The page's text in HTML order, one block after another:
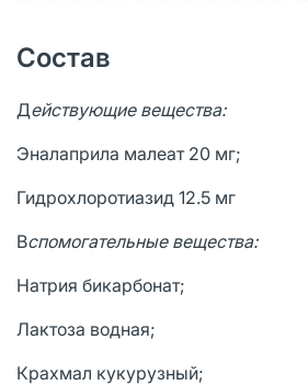
Состав
Действующие вещества:
Эналаприла малеат 20 мг;
Гидрохлоротиазид 12.5 мг
Вспомогательные вещества:
Натрия бикарбонат;
Лактоза водная;
Крахмал кукурузный;